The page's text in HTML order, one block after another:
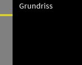
Grundriss